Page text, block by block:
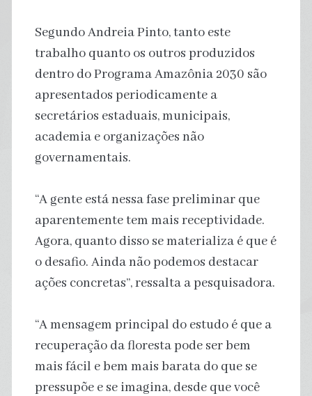
Segundo Andreia Pinto, tanto este
trabalho quanto os outros produzidos
dentro do Programa Amazônia 2030 são
apresentados periodicamente a
secretários estaduais, municipais,
academia e organizações não
governamentais.
“A gente está nessa fase preliminar que
aparentemente tem mais receptividade.
Agora, quanto disso se materializa é que é
o desafio. Ainda não podemos destacar
ações concretas”, ressalta a pesquisadora.
“A mensagem principal do estudo é que a
recuperação da floresta pode ser bem
mais fácil e bem mais barata do que se
pressupõe e se imagina, desde que você